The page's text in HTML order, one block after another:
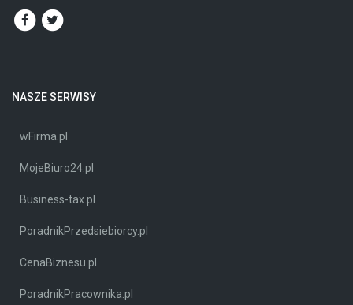
NASZE SERWISY
wFirma.pl
MojeBiuro24.pl
Business-tax.pl
PoradnikPrzedsiebiorcy.pl
CenaBiznesu.pl
PoradnikPracownika.pl